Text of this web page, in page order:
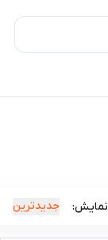
جدیدترین